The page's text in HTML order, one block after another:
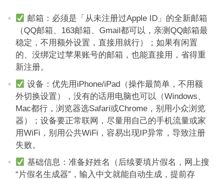
邮箱：必须是「从未注册过Apple ID」的全新邮箱
（QQ邮箱、163邮箱、Gmail都可以，亲测QQ邮箱最
稳定，不用额外设置，直接用就行）；如果有闲置
的、没绑定过苹果账号的邮箱，也能直接用，省得重
新注册。
设备：优先用iPhone/iPad（操作最简单，不用额
外切换设置），没有的话用电脑也可以（Windows、
Mac都行，浏览器选Safari或Chrome，别用小众浏览
器）；设备要正常联网，尽量用自己的手机流量或家
用WiFi，别用公共WiFi，容易出现IP异常，导致注册
失败。
基础信息：准备好姓名（后续要填片假名，网上搜
“片假名生成器”，输入中文就能自动生成，提前存